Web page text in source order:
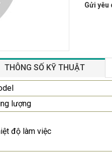
Gửi yêu
THÔNG SỐ KỸ THUẬT
lượng
độ làm việc